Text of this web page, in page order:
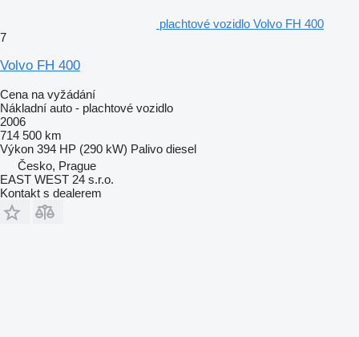
plachtové vozidlo Volvo FH 400
7
Volvo FH 400
Cena na vyžádání
Nákladní auto - plachtové vozidlo
2006
714 500 km
Výkon 394 HP (290 kW) Palivo diesel
Česko, Prague
EAST WEST 24 s.r.o.
Kontakt s dealerem